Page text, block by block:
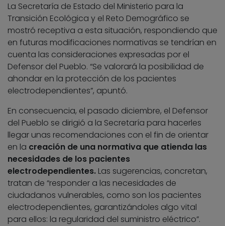
La Secretaría de Estado del Ministerio para la
Transición Ecológica y el Reto Demográfico se
mostró receptiva a esta situación, respondiendo que
en futuras modificaciones normativas se tendrían en
cuenta las consideraciones expresadas por el
Defensor del Pueblo. “Se valorará la posibilidad de
ahondar en la protección de los pacientes
electrodependientes”, apuntó.
En consecuencia, el pasado diciembre, el Defensor
del Pueblo se dirigió a la Secretaría para hacerles
llegar unas recomendaciones con el fin de orientar
en la creación de una normativa que atienda las
necesidades de los pacientes
electrodependientes. Las sugerencias, concretan,
tratan de “responder a las necesidades de
ciudadanos vulnerables, como son los pacientes
electrodependientes, garantizándoles algo vital
para ellos: la regularidad del suministro eléctrico”.